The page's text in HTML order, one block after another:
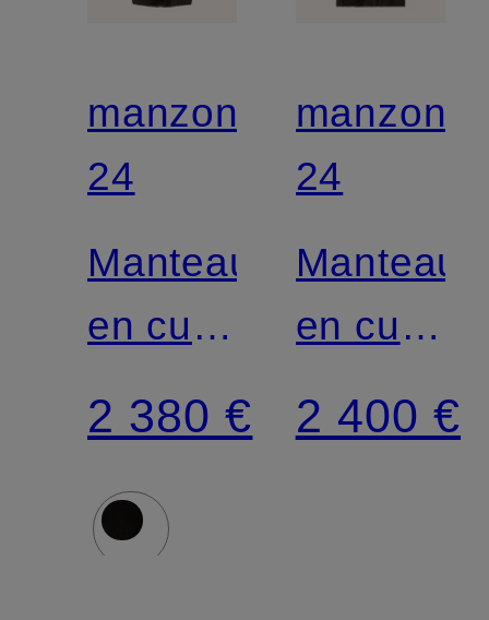
manzoni
24
Manteau
en cuir
réversible
2 380 €
manzoni
24
Manteau
en cuir
réversible
2 400 €